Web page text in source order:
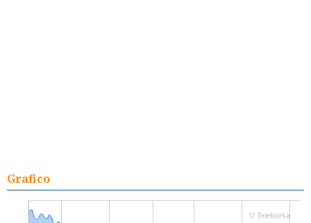
Grafico
© Teleborsa